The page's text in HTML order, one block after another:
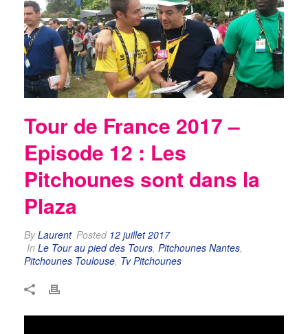
Tour de France 2017 –
Episode 12 : Les
Pitchounes sont dans la
Plaza
ByLaurent Posted 12 juillet 2017
In Le Tour au pied des Tours, Pitchounes Nantes,
Pitchounes Toulouse, Tv Pitchounes